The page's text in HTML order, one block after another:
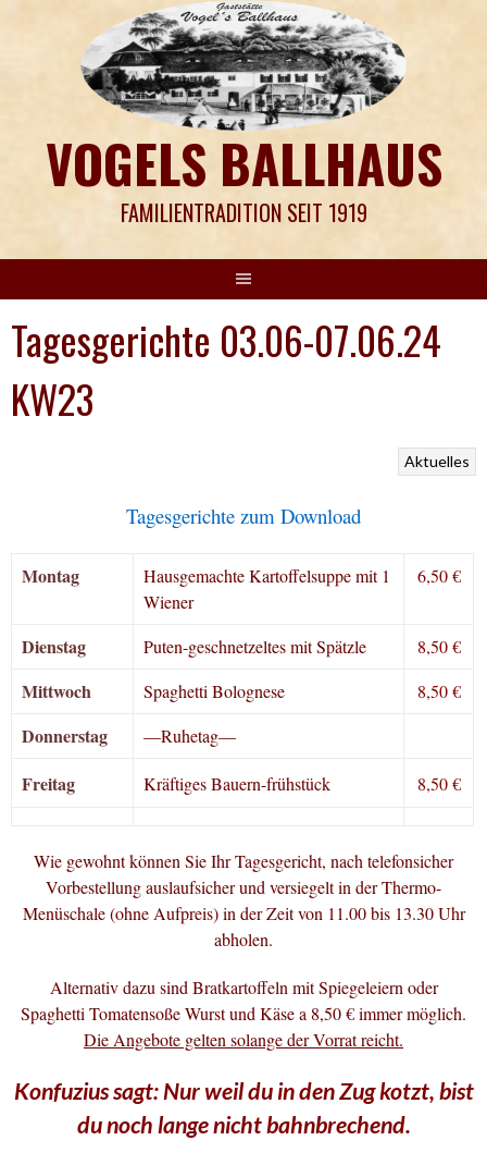
VOGELS BALLHAUS
FAMILIENTRADITION SEIT 1919
Tagesgerichte 03.06-07.06.24
KW23
Aktuelles
Tagesgerichte zum Download
Montag
Hausgemachte Kartoffelsuppe mit 1
Wiener
6,50 €
Dienstag Puten-geschnetzeltes mit Spätzle 8,50 €
Mittwoch Spaghetti Bolognese 8,50 €
Donnerstag —Ruhetag—
Freitag Kräftiges Bauern-frühstück 8,50 €
Wie gewohnt können Sie Ihr Tagesgericht, nach telefonsicher
Vorbestellung auslaufsicher und versiegelt in der Thermo-
Menüschale (ohne Aufpreis) in der Zeit von 11.00 bis 13.30 Uhr
abholen.
Alternativ dazu sind Bratkartoffeln mit Spiegeleiern oder
Spaghetti Tomatensoße Wurst und Käse a 8,50 € immer möglich.
Die Angebote gelten solange der Vorrat reicht.
Konfuzius sagt: Nur weil du in den Zug kotzt, bist
du noch lange nicht bahnbrechend.